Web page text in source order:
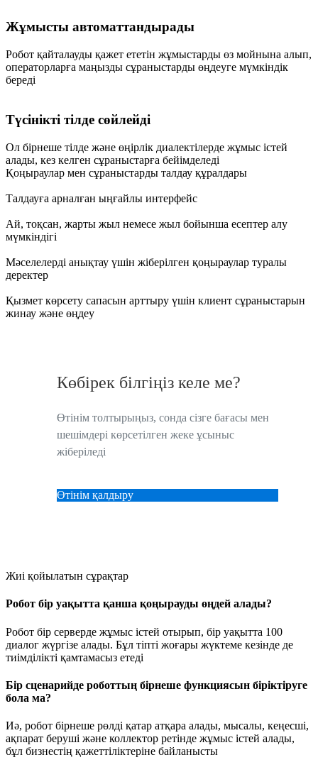
Жұмысты автоматтандырады
Робот қайталауды қажет ететін жұмыстарды өз мойнына алып,
операторларға маңызды сұраныстарды өңдеуге мүмкіндік
береді
Түсінікті тілде сөйлейді
Ол бірнеше тілде және өңірлік диалектілерде жұмыс істей
алады, кез келген сұраныстарға бейімделеді
Қоңыраулар мен сұраныстарды талдау құралдары
Талдауға арналған ыңғайлы интерфейс
Ай, тоқсан, жарты жыл немесе жыл бойынша есептер алу
мүмкіндігі
Мәселелерді анықтау үшін жіберілген қоңыраулар туралы
деректер
Қызмет көрсету сапасын арттыру үшін клиент сұраныстарын
жинау және өңдеу
Көбірек білгіңіз келе ме?
Өтінім толтырыңыз, сонда сізге бағасы мен
шешімдері көрсетілген жеке ұсыныс
жіберіледі
Өтінім қалдыру
Жиі қойылатын сұрақтар
Робот бір уақытта қанша қоңырауды өңдей алады?
Робот бір серверде жұмыс істей отырып, бір уақытта 100
диалог жүргізе алады. Бұл тіпті жоғары жүктеме кезінде де
тиімділікті қамтамасыз етеді
Бір сценарийде роботтың бірнеше функциясын біріктіруге
бола ма?
Иә, робот бірнеше рөлді қатар атқара алады, мысалы, кеңесші,
ақпарат беруші және коллектор ретінде жұмыс істей алады,
бұл бизнестің қажеттіліктеріне байланысты